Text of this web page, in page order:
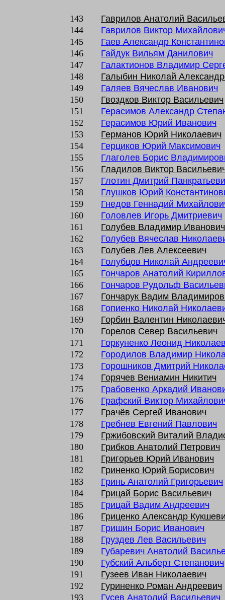
143
Гаврилов Анатолий
144
Гаврилов Виктор
145
Гаев Александр
146
Гайдук Вильям Данилович
147
Галактионов Владимир
148
Галыбин Николай
149
Галяев Вячеслав Иванович
150
Гвоздков Виктор Васильевич
151
Герасимов Александр
152
Герасимов Юрий Иванович
153
Германов Юрий Николаевич
154
Герциков Юрий Максимович
155
Глаголев Борис
156
Гладилов Виктор
157
Глотин Дмитрий
158
Глушков Юрий
159
Гнедов Геннадий
160
Головлев Игорь Дмитриевич
161
Голубев Владимир Иванович
162
Голубев Вячеслав
163
Голубев Лев Алексеевич
164
Голубцов Николай
165
Гончаров Анатолий
166
Гончаров Рудольф
167
Гончарук Вадим
168
Гопиенко Николай
169
Горбин Валентин
170
Горелов Север Васильевич
171
Горкуненко Леонид
172
Городилов Владимир
173
Горошников Дмитрий
174
Горячев Вениамин Никитич
175
Грабовенко Аркадий
176
Графский Виктор
177
Грачёв Сергей Иванович
178
Гребнев Евгений Павлович
179
Гржибовский Виталий
180
Грибков Анатолий Петрович
181
Григорьев Юрий Иванович
182
Гриненко Юрий Борисович
183
Гринь Анатолий Григорьевич
184
Грицай Борис Васильевич
185
Грицай Вадим Андреевич
186
Гриценко Александр
187
Гришин Борис Иванович
188
Груздев Лев Васильевич
189
Губаревич Анатолий
190
Губский Альберт Степанович
191
Гузеев Иван Николаевич
192
Гуриненко Роман Андреевич
193
Гусев Анатолий Васильевич